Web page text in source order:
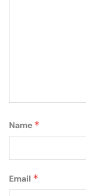
Name *
Email *